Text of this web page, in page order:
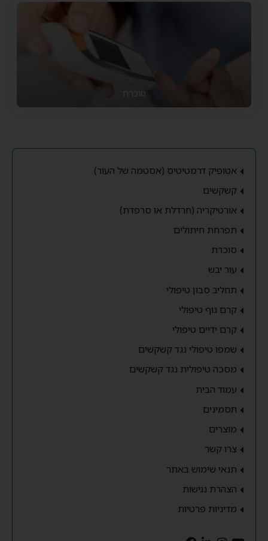
סוכרת
אטופיק דרמטיטיס (אסטמה של העור)
קשקשים
אורטיקריה (חרדלת או סרפדת)
תפרחת חיתולים
סוכרת
עור יבש
תחליב סבון טיפולי
קרם גוף טיפולי
קרם ידיים טיפולי
שמפו טיפולי נגד קשקשים
מסכה טיפולית נגד קשקשים
עמוד הבית
תסמינים
מוצרים
צרו קשר
תנאי שימוש באתר
הצהרת נגישות
מדיניות פרטיות